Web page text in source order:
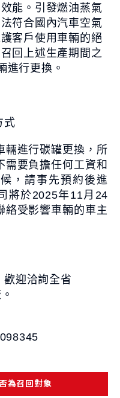
能。引發燃油蒸氣
符合國內汽車空氣
客戶使用車輛的絕
回上述生產期間之
進行更換。
式
輛進行碳罐更換，所
需要負擔任何工資和
，請事先預約後進
將於2025年11月24
絡受影響車輛的車主
迎洽詢全省
為召回對象